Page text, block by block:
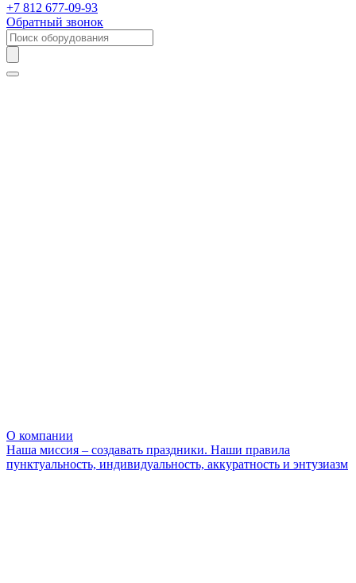
+7 812 677-09-93
Обратный звонок
О компании
Наша миссия – создавать праздники. Наши правила
пунктуальность, индивидуальность, аккуратность и энтузиазм